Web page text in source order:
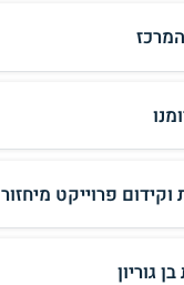
פרוייקט מיחזור
גוריון